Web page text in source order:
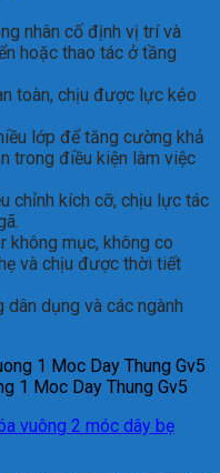
nhân cố định vị trí và
hoặc thao tác ở tầng
toàn, chịu được lực kéo
lớp để tăng cường khả
trong điều kiện làm việc
chỉnh kích cỡ, chịu lực tác
không mục, không co
và chịu được thời tiết
dụng và các ngành
1 Moc Day Thung Gv5
vuông 2 móc dây bẹ